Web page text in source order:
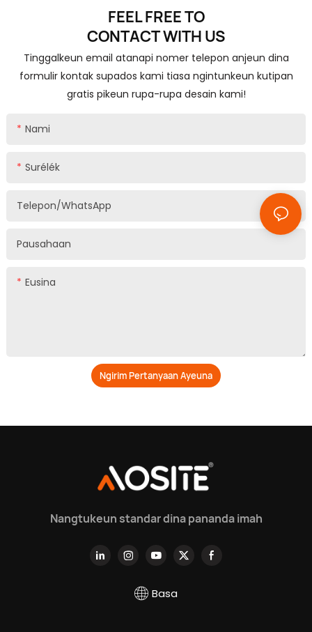
FEEL FREE TO
CONTACTWITH US
Tinggalkeun email atanapi nomer telepon anjeun dina
formulir kontak supados kami tiasa ngintunkeun kutipan
gratis pikeun rupa-rupa desain kami!
Nami
Surélék
Telepon/whatsApp
Pausahaan
Eusina
Ngirim Pertanyaan Ayeuna
Nangtukeun standar dina pananda imah
Basa